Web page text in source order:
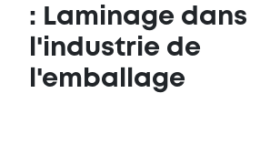
: Laminage dans
l'industrie de
l'emballage